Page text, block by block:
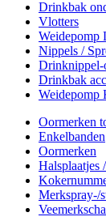
Drinkbak
Vlotters
Weidepomp
Nippels /
Drinknippel-
Drinkbak
Weidepomp
Oormerken
Enkelbanden
Oormerken
Halsplaatjes
Merkspray-/